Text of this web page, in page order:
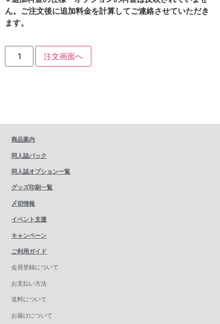
ん。ご注文後に追加料金を計算してご連絡させていただき
ます。
注文画面へ
商品案内
同人誌パック
同人誌オプション一覧
グッズ印刷一覧
〆切情報
イベント支援
キャンペーン
ご利用ガイド
会員登録について
お支払い方法
送料について
お届けについて